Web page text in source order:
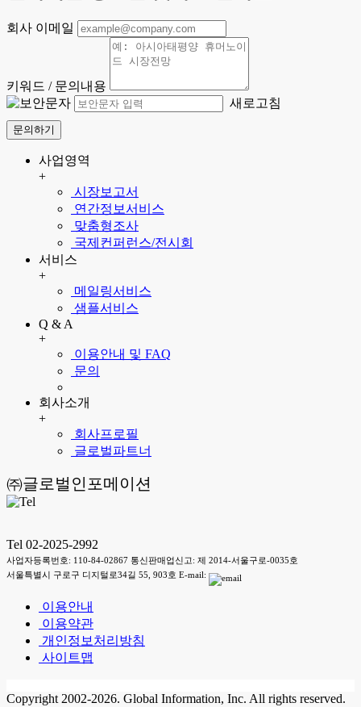
회사 이메일
키워드 / 문의내용
새로고침
문의하기
사업영역
+
시장보고서
연간정보서비스
맞춤형조사
국제컨퍼런스/전시회
서비스
+
메일링서비스
샘플서비스
Q & A
+
이용안내 및 FAQ
문의
회사소개
+
회사프로필
글로벌파트너
㈜글로벌인포메이션
Tel 02-2025-2992
사업자등록번호: 110-84-02867 통신판매업신고: 제 2014-서울구로-0035호
서울특별시 구로구 디지털로34길 55, 903호 E-mail:
이용안내
이용약관
개인정보처리방침
사이트맵
Copyright 2002-2026. Global Information, Inc. All rights reserved.